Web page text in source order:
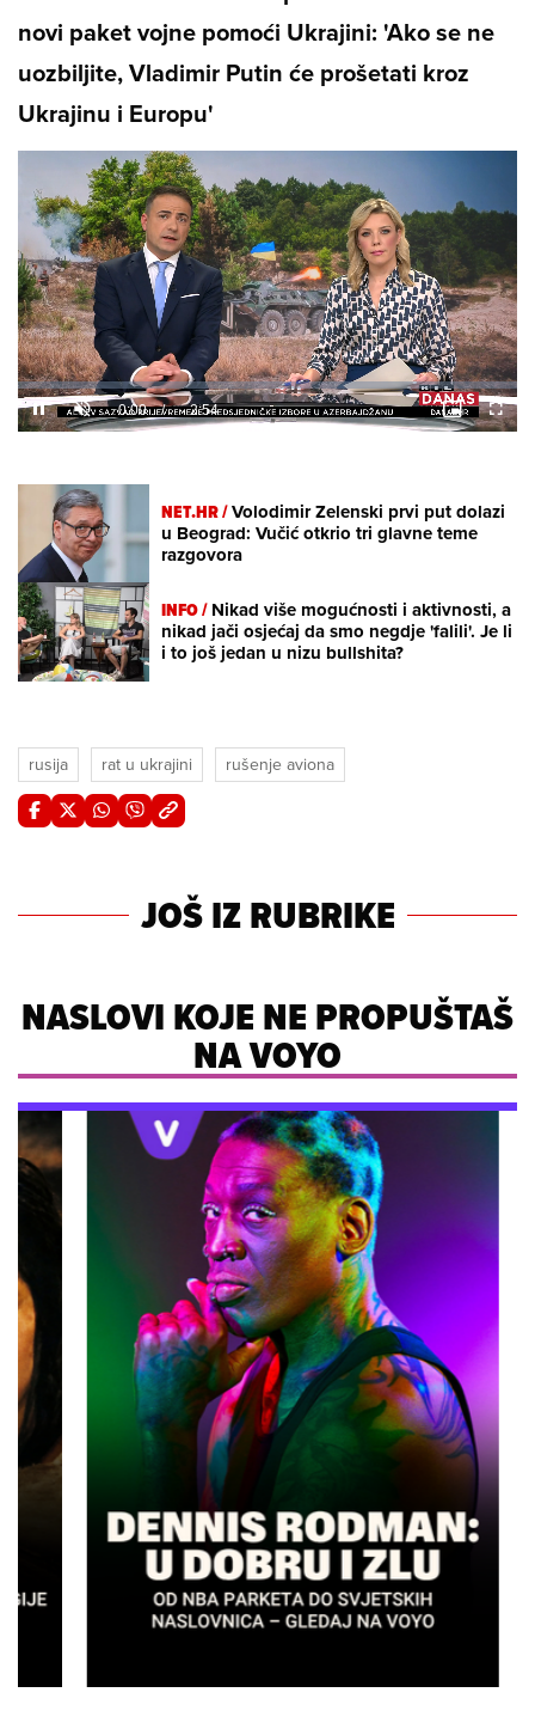
novi paket vojne pomoći Ukrajini: 'Ako se ne
uozbiljite, Vladimir Putin će prošetati kroz
Ukrajinu i Europu'
Unmute /
Loaded:
8.75%
NET.HR /Volodimir Zelenski prvi put dolazi
u Beograd: Vučić otkrio tri glavne teme
razgovora
INFO /Nikad više mogućnosti i aktivnosti, a
nikad jači osjećaj da smo negdje 'falili'. Je li
i to još jedan u nizu bullshita?
rusija rat u ukrajini rušenje aviona
JOŠ IZ RUBRIKE
NASLOVI KOJE NE PROPUŠTAŠ
NA VOYO